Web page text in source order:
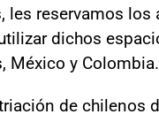
reservamos
dichos
México y Colombia.
de